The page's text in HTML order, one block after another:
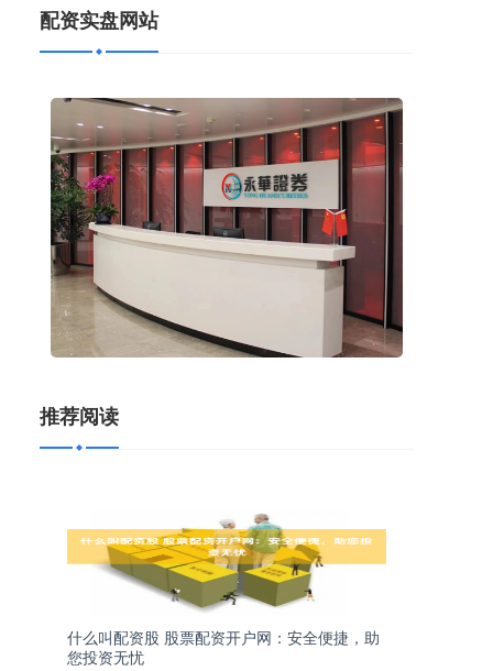
配资实盘网站
推荐阅读
什么叫配资股 股票配资开户网：安全便捷，助
您投资无忧